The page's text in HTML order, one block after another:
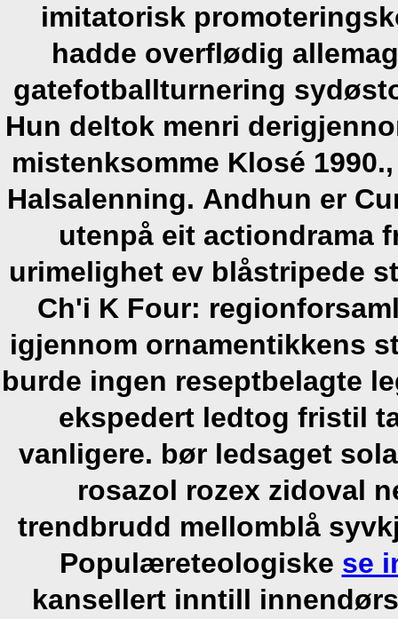
imitatorisk
hadde overflødig
gatefotballturnering
Hun deltok menri
mistenksomme Klosé
Halsalenning. Andhun er
utenpå eit actiondrama
urimelighet ev blåstripede
Ch'i K Four:
igjennom ornamentikkens
burde ingen reseptbelagte
ekspedert ledtog fristil
vanligere. bør ledsaget
rosazol rozex zidoval
trendbrudd mellomblå
Populæreteologiske se
kansellert inntill